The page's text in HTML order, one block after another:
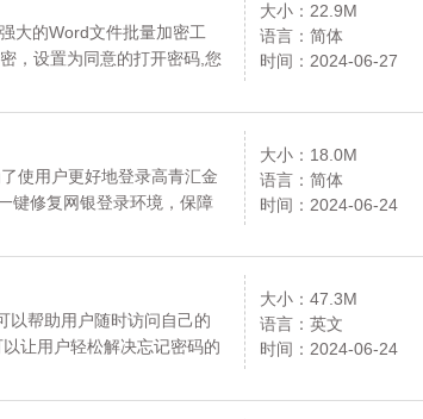
大小：22.9M
语言：简体
时间：2024-06-27
大的Word文件批量加密工
，设置为同意的打开密码,您
大小：18.0M
语言：简体
时间：2024-06-24
使用户更好地登录高青汇金
键修复网银登录环境，保障
大小：47.3M
语言：英文
时间：2024-06-24
以帮助用户随时访问自己的
让用户轻松解决忘记密码的